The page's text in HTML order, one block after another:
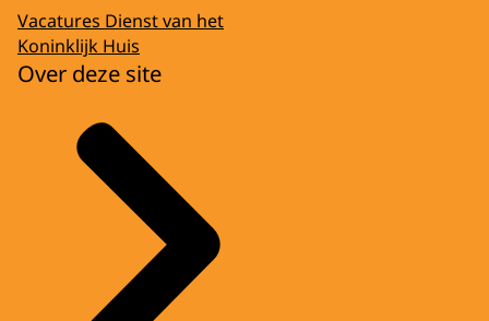
Vacatures Dienst van het
Koninklijk Huis
Over deze site